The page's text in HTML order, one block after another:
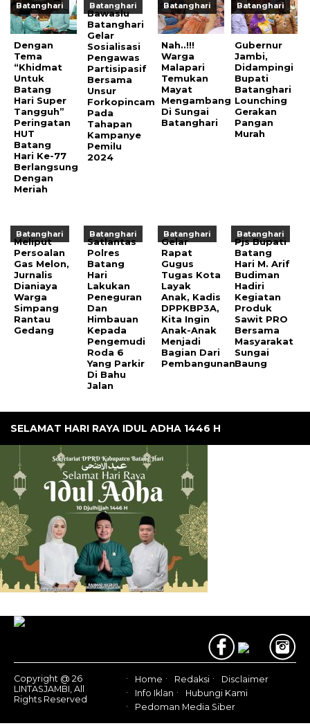
Batanghari
Dengan
Tema
“Khidmat
Untuk
Batang
Hari Super
Tangguh”
Peringatan
HUT
Batang
Hari Ke-77
Berlangsung
Dengan
Meriah
Batanghari
Bawaslu
Batanghari
Gelar
Sosialisasi
Pengawas
Partisipasif
Bersama
Unsur
Forkopincam
Pada
Tahapan
Kampanye
Pemilu
2024
Batanghari
Nah..!!!
Warga
Malapari
Temukan
Mayat
Mengambang
Di Sungai
Batanghari
Batanghari
Gubernur
Jambi,
Didampingi
Bupati
Batanghari
Lounching
Gerakan
Pangan
Murah
Batanghari
Meliput
Persoalan
Gas Melon,
Jurnalis
Dianiaya
Warga
Simpang
Rantau
Gedang
Batanghari
Satlantas
Polres
Batang
Hari
Lakukan
Peneguran
Dan
Himbauan
Kepada
Pengemudi
Roda 6
Yang Parkir
Di Bahu
Jalan
Batanghari
Gelar
Rapat
Gugus
Tugas Kota
Layak
Anak, Kadis
DPPKBP3A,
Kita Ingin
Anak-Anak
Menjadi
Bagian Dari
Pembangunan
Batanghari
Pjs Bupati
Batang
Hari M. Arif
Budiman
Hadiri
Kegiatan
Produk
Sawit PRO
Bersama
Masyarakat
Sungai
Baung
SELAMAT HARI RAYA IDUL ADHA 1446 H
Copyright @ 26
LINTASJAMBI, All
Rights Reserved
Home Redaksi
Disclaimer
Info Iklan
Hubungi Kami
Pedoman Media Siber